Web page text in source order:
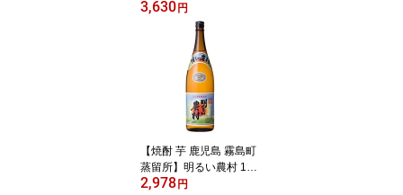
3,630 円
【焼酎 芋 鹿児島 霧島町
蒸留所】明るい農村 180
0ml
2,978 円